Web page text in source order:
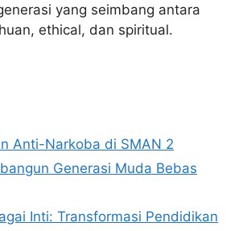
yang seimbang antara
ethical, dan spiritual.
Anti-Narkoba di SMAN 2
Generasi Muda Bebas
Inti: Transformasi Pendidikan